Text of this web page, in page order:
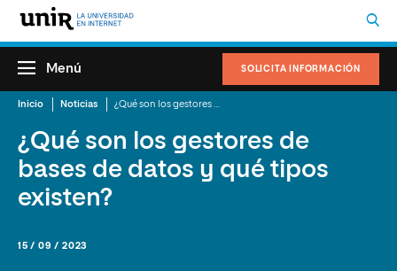
SOLICITA INFORMACIÓN
Menú
Inicio Noticias
¿Qué son los gestores de
bases de datos y qué tipos
existen?
15 / 09 / 2023